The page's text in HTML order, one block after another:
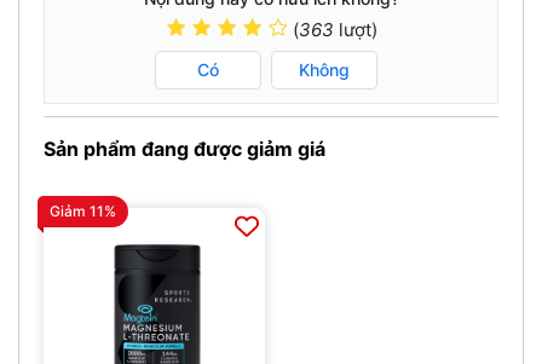
(363 lượt)
Có Không
Sản phẩm đang được giảm giá
Giảm 11%